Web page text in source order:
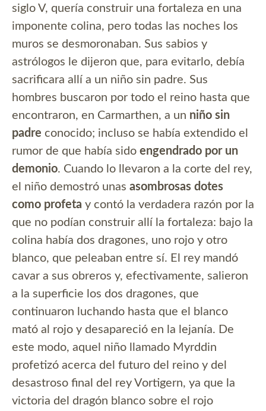
siglo V, quería construir una fortaleza en una
imponente colina, pero todas las noches los
muros se desmoronaban. Sus sabios y
astrólogos le dijeron que, para evitarlo, debía
sacrificara allí a un niño sin padre. Sus
hombres buscaron por todo el reino hasta que
encontraron, en Carmarthen, a un niño sin
padre conocido; incluso se había extendido el
rumor de que había sido engendrado por un
demonio. Cuando lo llevaron a la corte del rey,
el niño demostró unas asombrosas dotes
como profeta y contó la verdadera razón por la
que no podían construir allí la fortaleza: bajo la
colina había dos dragones, uno rojo y otro
blanco, que peleaban entre sí. El rey mandó
cavar a sus obreros y, efectivamente, salieron
a la superficie los dos dragones, que
continuaron luchando hasta que el blanco
mató al rojo y desapareció en la lejanía. De
este modo, aquel niño llamado Myrddin
profetizó acerca del futuro del reino y del
desastroso final del rey Vortigern, ya que la
victoria del dragón blanco sobre el rojo